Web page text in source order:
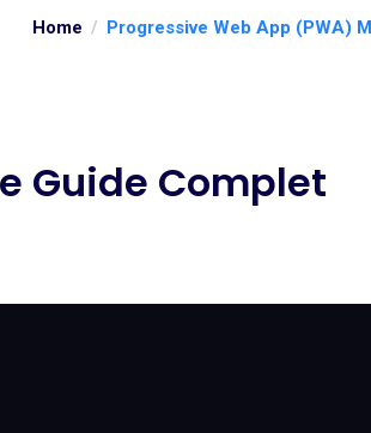
Home Progressive Web App (PWA)
Guide Complet